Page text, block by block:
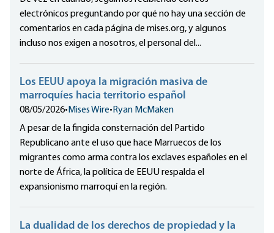
electrónicos preguntando por qué no hay una sección de
comentarios en cada página de mises.org, y algunos
incluso nos exigen a nosotros, el personal del...
Los EEUU apoya la migración masiva de
marroquíes hacia territorio español
08/05/2026• Mises Wire• Ryan McMaken
A pesar de la fingida consternación del Partido
Republicano ante el uso que hace Marruecos de los
migrantes como arma contra los exclaves españoles en el
norte de África, la política de EEUU respalda el
expansionismo marroquí en la región.
La dualidad de los derechos de propiedad y la